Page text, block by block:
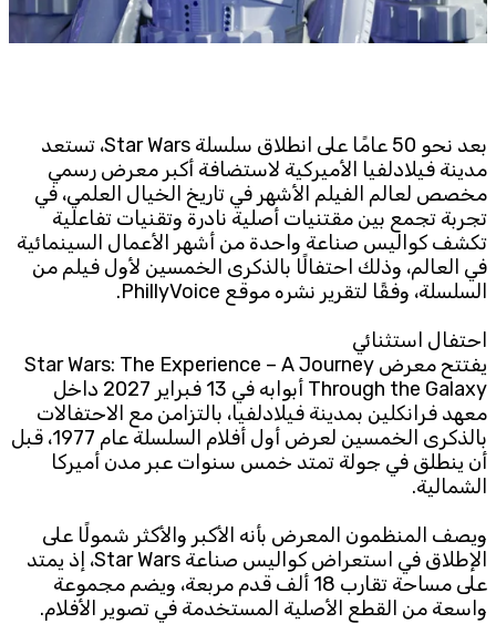
Cookies Policy
© 2025. All Rights Reserved. By Koein
بعد نحو 50 عامًا على انطلاق سلسلة Star Wars، تستعد
مدينة فيلادلفيا الأميركية لاستضافة أكبر معرض رسمي
مخصص لعالم الفيلم الأشهر في تاريخ الخيال العلمي، في
تجربة تجمع بين مقتنيات أصلية نادرة وتقنيات تفاعلية
تكشف كواليس صناعة واحدة من أشهر الأعمال السينمائية
في العالم، وذلك احتفالًا بالذكرى الخمسين لأول فيلم من
السلسلة، وفقًا لتقرير نشره موقع PhillyVoice.
احتفال استثنائي
يفتتح معرض Star Wars: The Experience – A Journey
Through the Galaxy أبوابه في 13 فبراير 2027 داخل
معهد فرانكلين بمدينة فيلادلفيا، بالتزامن مع الاحتفالات
بالذكرى الخمسين لعرض أول أفلام السلسلة عام 1977، قبل
أن ينطلق في جولة تمتد خمس سنوات عبر مدن أميركا
الشمالية.
ويصف المنظمون المعرض بأنه الأكبر والأكثر شمولًا على
الإطلاق في استعراض كواليس صناعة Star Wars، إذ يمتد
على مساحة تقارب 18 ألف قدم مربعة، ويضم مجموعة
واسعة من القطع الأصلية المستخدمة في تصوير الأفلام.